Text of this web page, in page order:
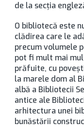
de la secţia
O bibliotecă este
clădirea care le
precum volumele
pot fi mult mai
prăfuite, cu
la marele dom al
albă a Bibliotecii
antice ale
arhitectura unei
bunăstării